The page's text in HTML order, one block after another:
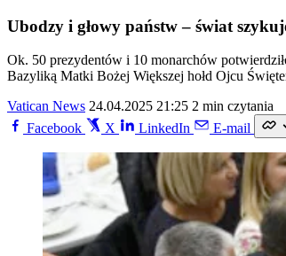
Ubodzy i głowy państw – świat
Ok. 50 prezydentów i 10 monarchów
Bazyliką Matki Bożej Większej hołd Ojcu
Vatican News 24.04.2025 21:25 2 min czytania
Facebook
X LinkedIn E-mail